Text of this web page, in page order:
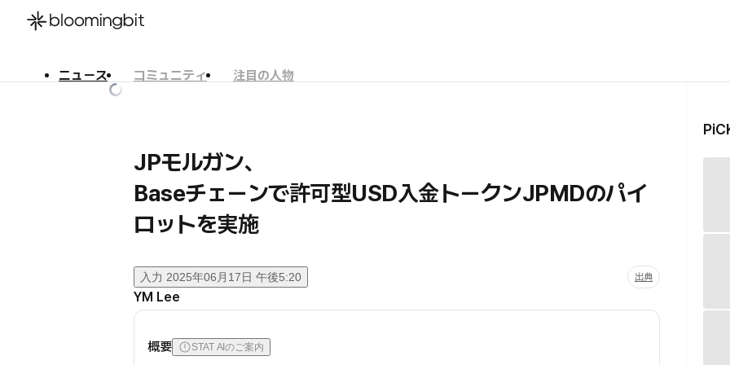
ニュース コミュニティ
注目の人物
JPモルガン、
Baseチェーンで許可型USD入金トークンJPMDのパイ
ロットを実施
入力 2025年06月17日 午後5:20 出典
YM Lee
概要 STAT AIのご案内